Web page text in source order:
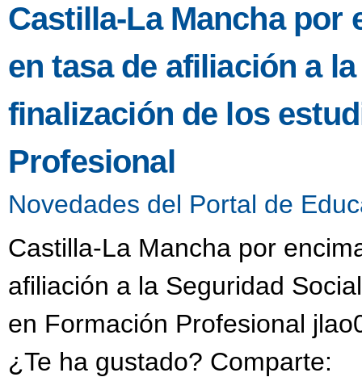
Castilla-La Mancha por
en tasa de afiliación a
finalización de los
Profesional
Novedades del Portal de
Castilla-La Mancha por
afiliación a la Seguridad
en Formación Profesional
¿Te ha gustado? Comparte: